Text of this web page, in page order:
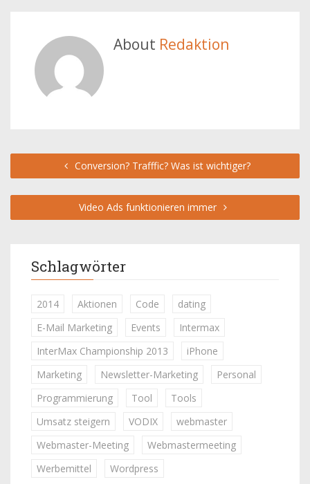
About Redaktion
Conversion? Trafffic? Was ist wichtiger?
Video Ads funktionieren immer
Schlagwörter
2014 Aktionen Code
dating
E-Mail Marketing
Events
Intermax
InterMax Championship 2013
iPhone
Marketing
Newsletter-Marketing
Personal
Programmierung
Tool
Tools
Umsatz steigern
VODIX
webmaster
Webmaster-Meeting
Webmastermeeting
Werbemittel
Wordpress